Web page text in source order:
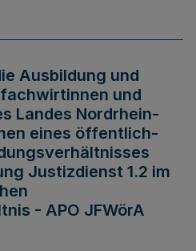
Ausbildung und
und
Landes Nordrhein-
eines öffentlich-
Justizdienst 1.2 im
- APO JFWörA